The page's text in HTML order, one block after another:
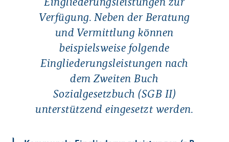
Verfügung. Neben der Beratung
und Vermittlung können
beispielsweise folgende
Eingliederungsleistungen nach
dem Zweiten Buch
Sozialgesetzbuch (SGB II)
unterstützend eingesetzt werden.